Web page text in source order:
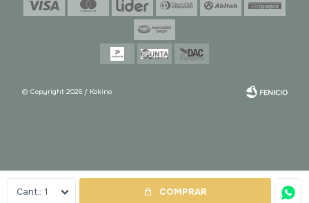
1 COMPRAR
© Copyright 2026 / Kokino